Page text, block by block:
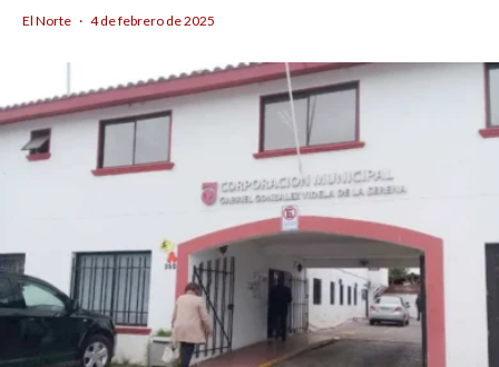
El Norte · 4 de febrero de 2025